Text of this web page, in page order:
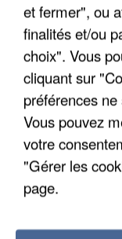
6 août 2026
Une touriste de
boue en Haute-
Son corps a été
et fermer", ou
finalités et/ou
choix". Vous
cliquant sur
préférences
Vous pouvez
votre
"Gérer les
page.